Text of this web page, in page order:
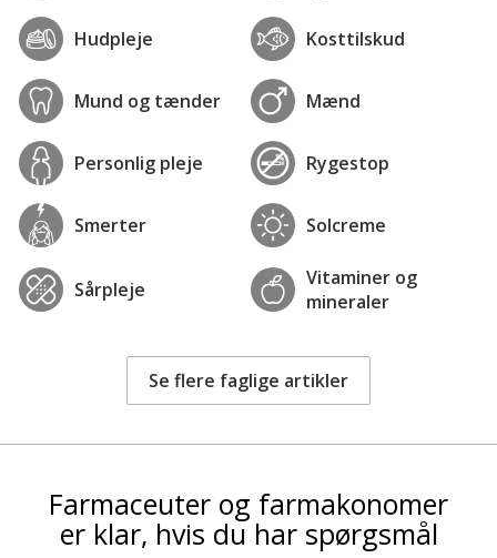
Hudpleje Kosttilskud
Mund og tænder Mænd
Personlig pleje Rygestop
Smerter Solcreme
Sårpleje
Vitaminer og
mineraler
Se flere faglige artikler
Farmaceuter og farmakonomer
er klar, hvis du har spørgsmål